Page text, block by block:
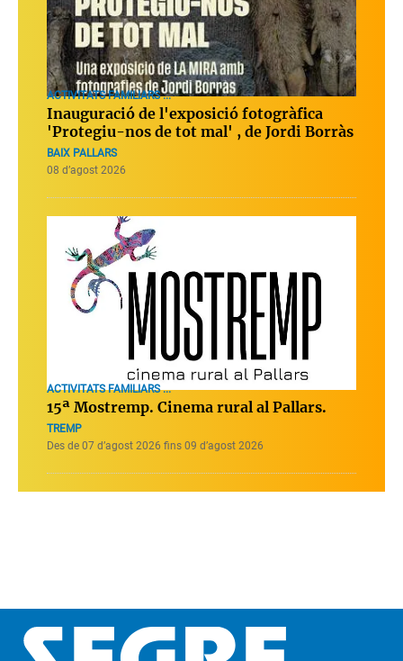
ACTIVITATS FAMILIARS ...
Inauguració de l'exposició fotogràfica
'Protegiu-nos de tot mal' , de Jordi Borràs
BAIX PALLARS
08 d’agost 2026
ACTIVITATS FAMILIARS ...
15ª Mostremp. Cinema rural al Pallars.
TREMP
Des de 07 d’agost 2026 fins 09 d’agost 2026